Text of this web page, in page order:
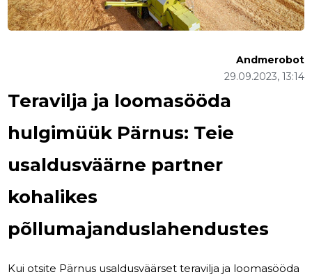
Teravilja ja loomasööda
hulgimüük Pärnus: Teie
usaldusväärne partner
kohalikes
põllumajanduslahendustes
29.09.2023, 13:14
Andmerobot
Kui otsite Pärnus usaldusväärset teravilja ja loomasööda